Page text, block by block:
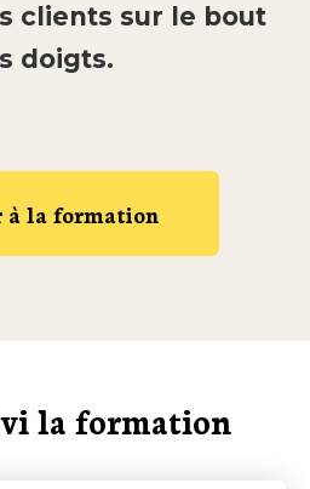
clients sur le bout
doigts.
à la formation
la formation